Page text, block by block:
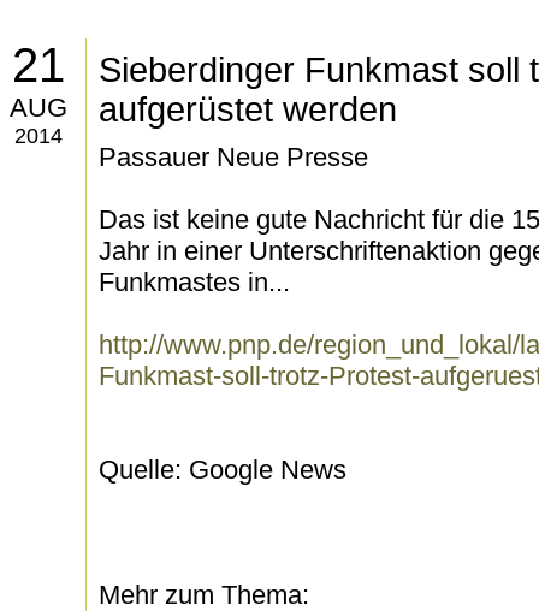
21
AUG
2014
Sieberdinger Funkmast soll
aufgerüstet werden
Passauer Neue Presse
Das ist keine gute Nachricht für die
Jahr in einer Unterschriftenaktion
Funkmastes in...
http://www.pnp.de/region_und_lokal/
Funkmast-soll-trotz-Protest-
Quelle: Google News
Mehr zum Thema: